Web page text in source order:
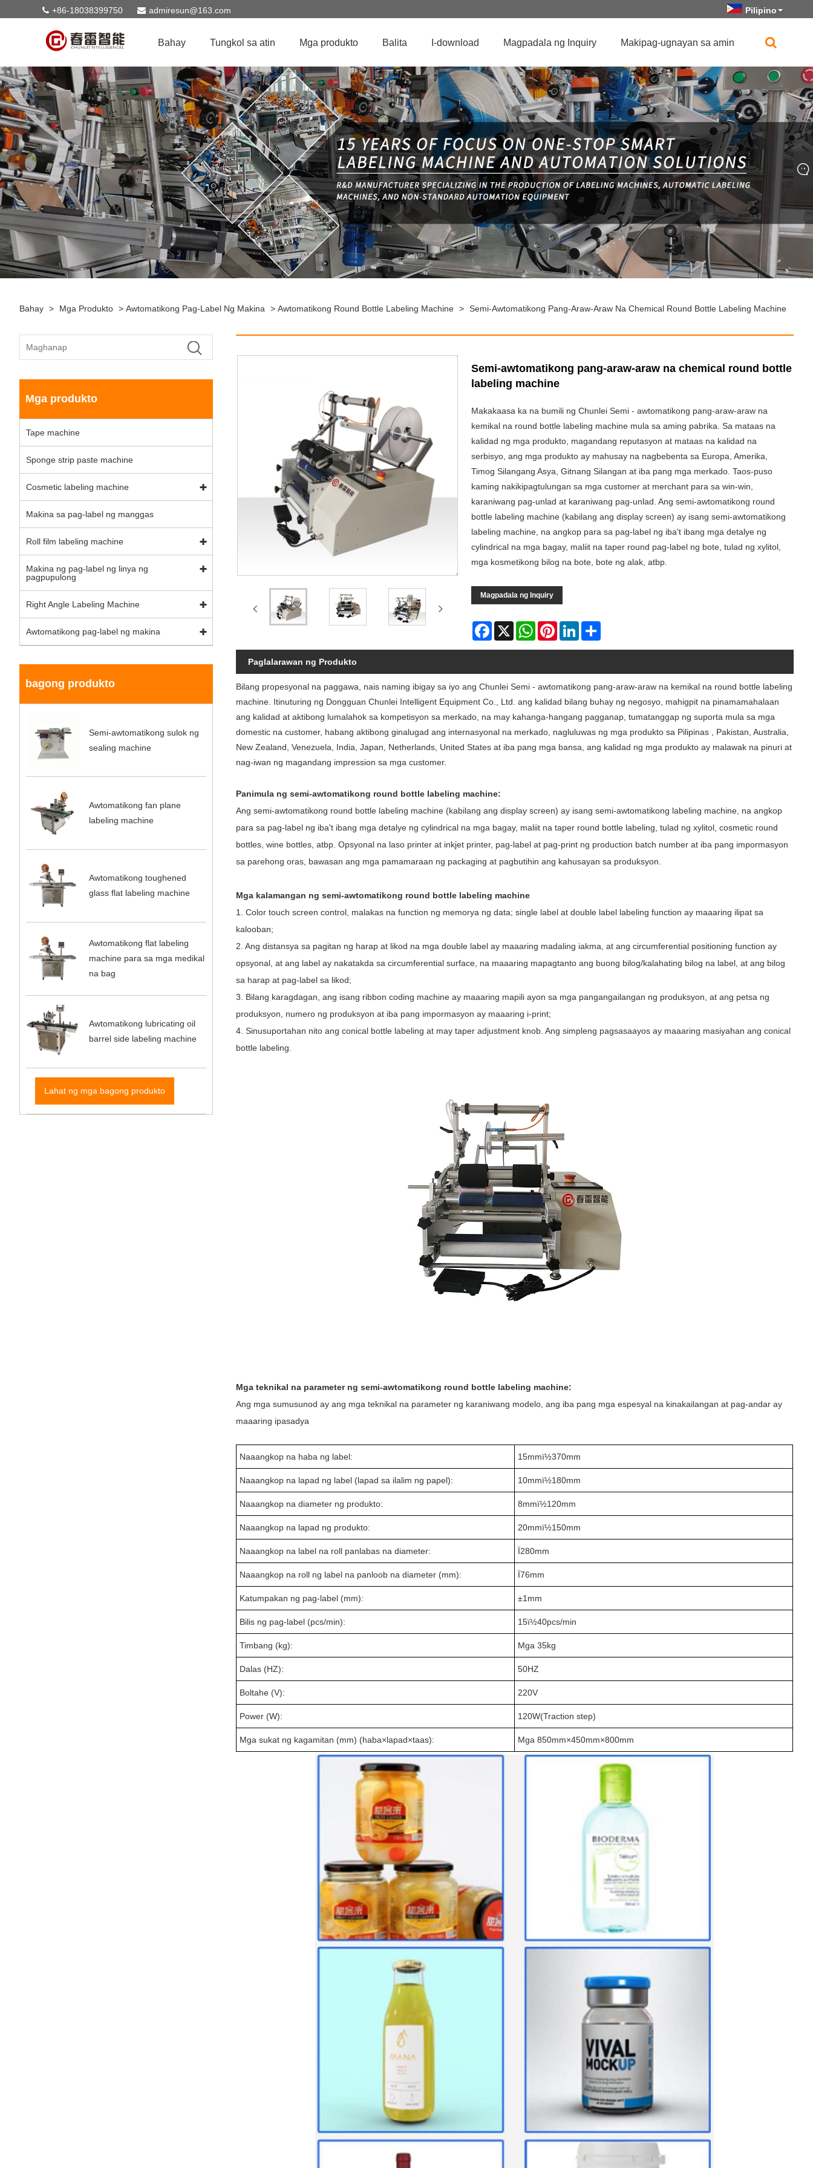
+86-18038399750 admiresun@163.com Pilipino
Bahay Tungkol sa atin Mga produkto Balita I-download Magpadala ng Inquiry Makipag-ugnayan sa amin
Bahay > Mga Produkto > Awtomatikong Pag-Label Ng Makina > Awtomatikong Round Bottle Labeling Machine > Semi-Awtomatikong Pang-Araw-Araw Na Chemical Round Bottle Labeling Machine
Mga produkto
Tape machine
Sponge strip paste machine
Cosmetic labeling machine
Makina sa pag-label ng manggas
Roll film labeling machine
Makina ng pag-label ng linya ng
pagpupulong
Right Angle Labeling Machine
Awtomatikong pag-label ng makina
bagong produkto
Semi-awtomatikong sulok ng
sealing machine
Awtomatikong fan plane
labeling machine
Awtomatikong toughened
glass flat labeling machine
Awtomatikong flat labeling
machine para sa mga medikal
na bag
Awtomatikong lubricating oil
barrel side labeling machine
Lahat ng mga bagong produkto
Semi-awtomatikong pang-araw-araw na chemical round bottle
labeling machine
Makakaasa ka na bumili ng Chunlei Semi - awtomatikong pang-araw-araw na
kemikal na round bottle labeling machine mula sa aming pabrika. Sa mataas na
kalidad ng mga produkto, magandang reputasyon at mataas na kalidad na
serbisyo, ang mga produkto ay mahusay na nagbebenta sa Europa, Amerika,
Timog Silangang Asya, Gitnang Silangan at iba pang mga merkado. Taos-puso
kaming nakikipagtulungan sa mga customer at merchant para sa win-win,
karaniwang pag-unlad at karaniwang pag-unlad. Ang semi-awtomatikong round
bottle labeling machine (kabilang ang display screen) ay isang semi-awtomatikong
labeling machine, na angkop para sa pag-label ng iba't ibang mga detalye ng
cylindrical na mga bagay, maliit na taper round pag-label ng bote, tulad ng xylitol,
mga kosmetikong bilog na bote, bote ng alak, atbp.
Magpadala ng Inquiry
Facebook
X WhatsAppPinterestLinkedIn
Paglalarawan ng Produkto
Bilang propesyonal na paggawa, nais naming ibigay sa iyo ang Chunlei Semi - awtomatikong pang-araw-araw na kemikal na round bottle labeling
machine. Itinuturing ng Dongguan Chunlei Intelligent Equipment Co., Ltd. ang kalidad bilang buhay ng negosyo, mahigpit na pinamamahalaan
ang kalidad at aktibong lumalahok sa kompetisyon sa merkado, na may kahanga-hangang pagganap, tumatanggap ng suporta mula sa mga
domestic na customer, habang aktibong ginalugad ang internasyonal na merkado, nagluluwas ng mga produkto sa Pilipinas , Pakistan, Australia,
New Zealand, Venezuela, India, Japan, Netherlands, United States at iba pang mga bansa, ang kalidad ng mga produkto ay malawak na pinuri at
nag-iwan ng magandang impression sa mga customer.
Panimula ng semi-awtomatikong round bottle labeling machine:
Ang semi-awtomatikong round bottle labeling machine (kabilang ang display screen) ay isang semi-awtomatikong labeling machine, na angkop
para sa pag-label ng iba't ibang mga detalye ng cylindrical na mga bagay, maliit na taper round bottle labeling, tulad ng xylitol, cosmetic round
bottles, wine bottles, atbp. Opsyonal na laso printer at inkjet printer, pag-label at pag-print ng production batch number at iba pang impormasyon
sa parehong oras, bawasan ang mga pamamaraan ng packaging at pagbutihin ang kahusayan sa produksyon.
Mga kalamangan ng semi-awtomatikong round bottle labeling machine
1. Color touch screen control, malakas na function ng memorya ng data; single label at double label labeling function ay maaaring ilipat sa
kalooban;
2. Ang distansya sa pagitan ng harap at likod na mga double label ay maaaring madaling iakma, at ang circumferential positioning function ay
opsyonal, at ang label ay nakatakda sa circumferential surface, na maaaring mapagtanto ang buong bilog/kalahating bilog na label, at ang bilog
sa harap at pag-label sa likod;
3. Bilang karagdagan, ang isang ribbon coding machine ay maaaring mapili ayon sa mga pangangailangan ng produksyon, at ang petsa ng
produksyon, numero ng produksyon at iba pang impormasyon ay maaaring i-print;
4. Sinusuportahan nito ang conical bottle labeling at may taper adjustment knob. Ang simpleng pagsasaayos ay maaaring masiyahan ang conical
bottle labeling.
Mga teknikal na parameter ng semi-awtomatikong round bottle labeling machine:
Ang mga sumusunod ay ang mga teknikal na parameter ng karaniwang modelo, ang iba pang mga espesyal na kinakailangan at pag-andar ay
maaaring ipasadya
Naaangkop na haba ng label: 15mmï½370mm
Naaangkop na lapad ng label (lapad sa ilalim ng papel): 10mmï½180mm
Naaangkop na diameter ng produkto: 8mmï½120mm
Naaangkop na lapad ng produkto: 20mmï½150mm
Naaangkop na label na roll panlabas na diameter: Ï280mm
Naaangkop na roll ng label na panloob na diameter (mm): Ï76mm
Katumpakan ng pag-label (mm): ±1mm
Bilis ng pag-label (pcs/min): 15ï½40pcs/min
Timbang (kg): Mga 35kg
Dalas (HZ): 50HZ
Boltahe (V): 220V
Power (W): 120W(Traction step)
Mga sukat ng kagamitan (mm) (haba×lapad×taas): Mga 850mm×450mm×800mm